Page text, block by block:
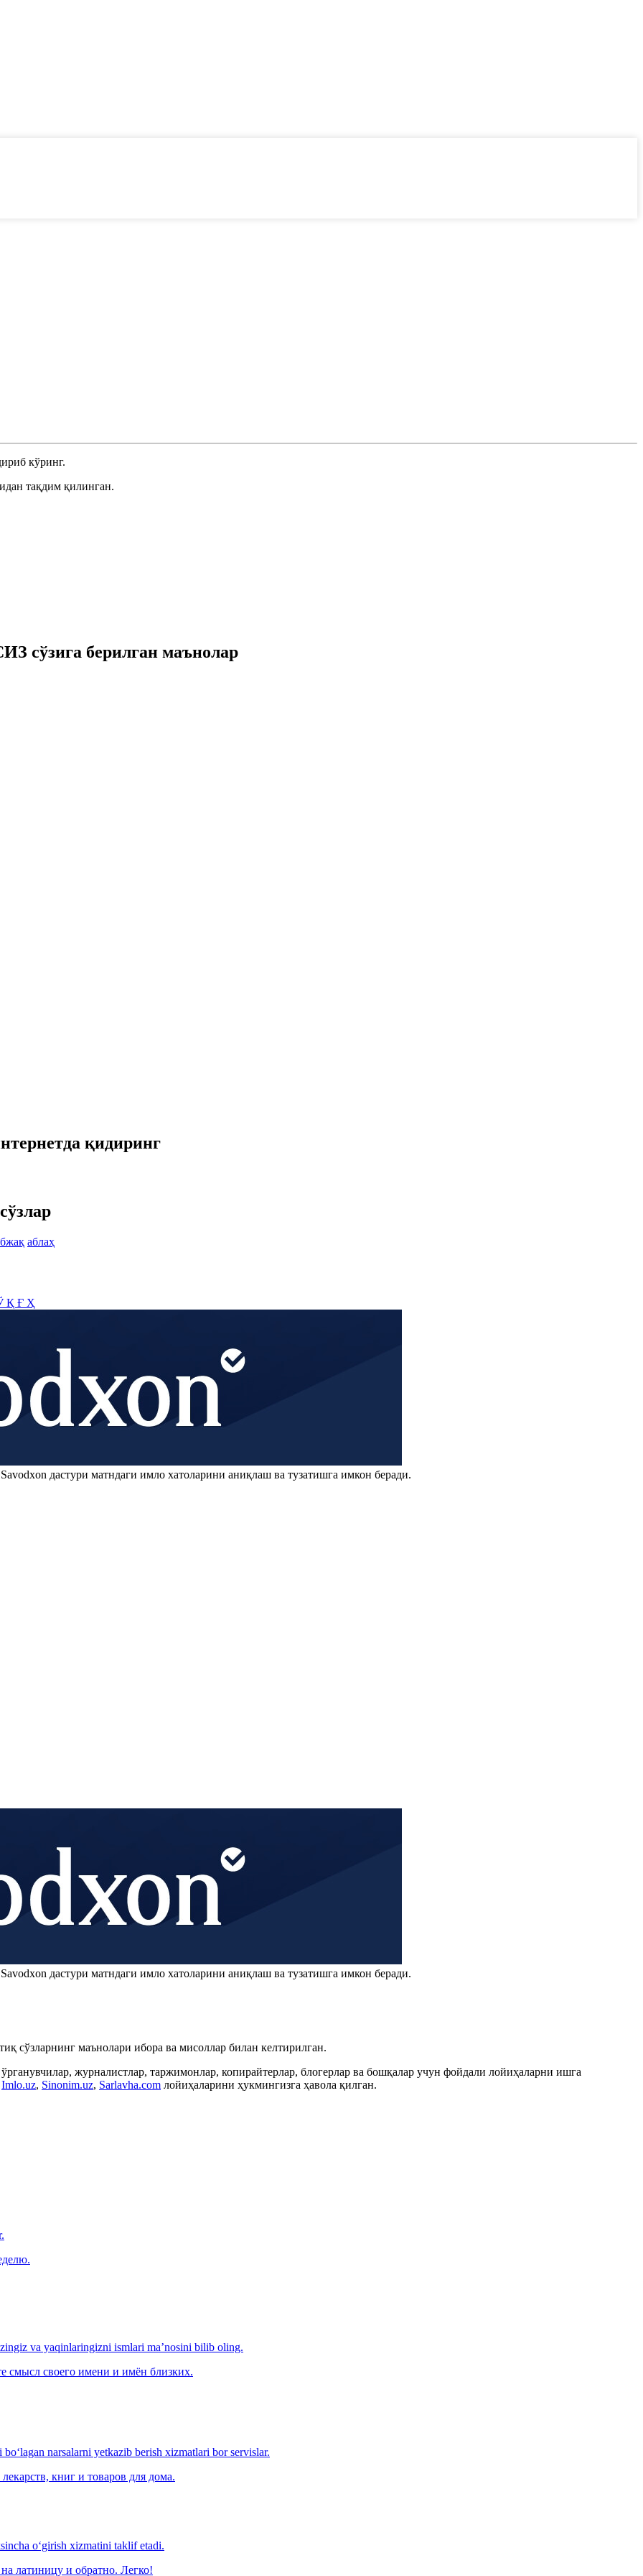
кўринг.
тақдим қилинган.
сўзига берилган маънолар
қидиринг
аблаҳ
Қ Ғ Ҳ
Savodxon дастури матндаги имло хатоларини аниқлаш ва тузатишга имкон беради.
Savodxon дастури матндаги имло хатоларини аниқлаш ва тузатишга имкон беради.
сўзларнинг маънолари ибора ва мисоллар билан келтирилган.
журналистлар, таржимонлар, копирайтерлар, блогерлар ва бошқалар учун фойдали лойиҳаларни ишга
Imlo.uz, Sinonim.uz, Sarlavha.com лойиҳаларини ҳукмингизга ҳавола қилган.
va yaqinlaringizni ismlari ma’nosini bilib oling.
смысл своего имени и имён близких.
narsalarni yetkazib berish xizmatlari bor servislar.
книг и товаров для дома.
o‘girish xizmatini taklif etadi.
латиницу и обратно. Легко!